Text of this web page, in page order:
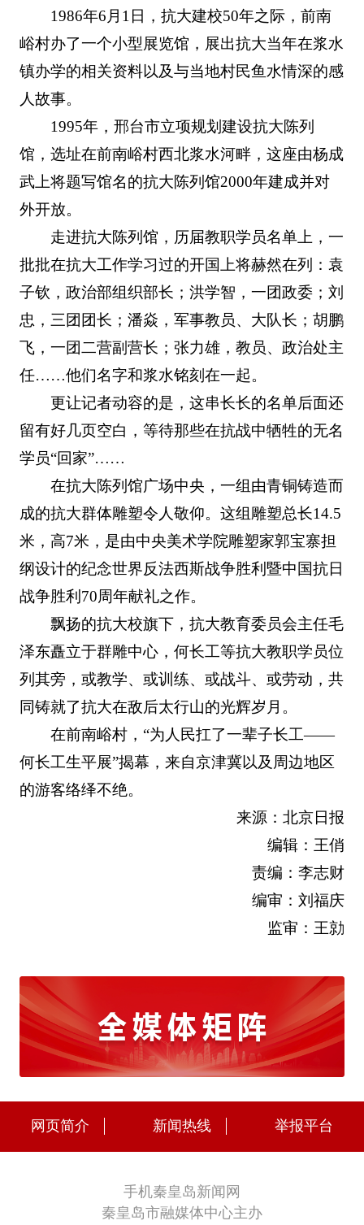
1986年6月1日，抗大建校50年之际，前南
峪村办了一个小型展览馆，展出抗大当年在浆水
镇办学的相关资料以及与当地村民鱼水情深的感
人故事。
1995年，邢台市立项规划建设抗大陈列
馆，选址在前南峪村西北浆水河畔，这座由杨成
武上将题写馆名的抗大陈列馆2000年建成并对
外开放。
走进抗大陈列馆，历届教职学员名单上，一
批批在抗大工作学习过的开国上将赫然在列：袁
子钦，政治部组织部长；洪学智，一团政委；刘
忠，三团团长；潘焱，军事教员、大队长；胡鹏
飞，一团二营副营长；张力雄，教员、政治处主
任……他们名字和浆水铭刻在一起。
更让记者动容的是，这串长长的名单后面还
留有好几页空白，等待那些在抗战中牺牲的无名
学员“回家”……
在抗大陈列馆广场中央，一组由青铜铸造而
成的抗大群体雕塑令人敬仰。这组雕塑总长14.5
米，高7米，是由中央美术学院雕塑家郭宝寨担
纲设计的纪念世界反法西斯战争胜利暨中国抗日
战争胜利70周年献礼之作。
飘扬的抗大校旗下，抗大教育委员会主任毛
泽东矗立于群雕中心，何长工等抗大教职学员位
列其旁，或教学、或训练、或战斗、或劳动，共
同铸就了抗大在敌后太行山的光辉岁月。
在前南峪村，“为人民扛了一辈子长工——
何长工生平展”揭幕，来自京津冀以及周边地区
的游客络绎不绝。
来源：北京日报
编辑：王俏
责编：李志财
编审：刘福庆
监审：王勍
网页简介 新闻热线 举报平台
手机秦皇岛新闻网
秦皇岛市融媒体中心主办